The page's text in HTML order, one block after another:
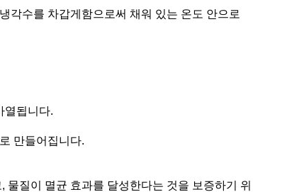
각수를 차갑게함으로써 채워 있는 온도 안으로
열됩니다.
만들어집니다.
질이 멸균 효과를 달성한다는 것을 보증하기 위